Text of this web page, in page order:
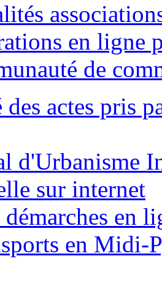
en ligne
de
actes pris
d'Urbanisme
sur internet
en
en Midi-